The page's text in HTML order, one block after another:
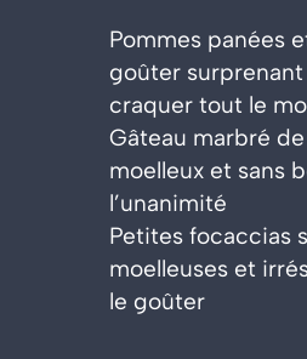
Pommes panées
goûter
craquer tout le
Gâteau marbré
moelleux et sans
l’unanimité
Petites focaccias
moelleuses et
le goûter